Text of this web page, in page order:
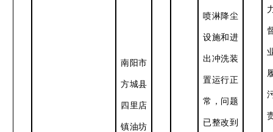
南阳市
方城县
四里店
镇油坊
喷淋降尘
设施和进
出冲洗装
置运行正
常，问题
已整改到